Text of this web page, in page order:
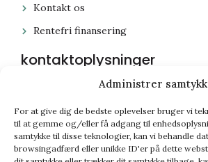
Administrer
For at give dig de bedste oplevelser bruger vi
til at gemme og/eller få adgang til
samtykke til disse teknologier, kan vi behandle
browsingadfærd eller unikke ID'er på dette
Kontakt os
Rentefri finansering
kontaktoplysninger
gardin-nyt@gardin-nyt.dk
Stenhusvej 52, 4300 Holbæk